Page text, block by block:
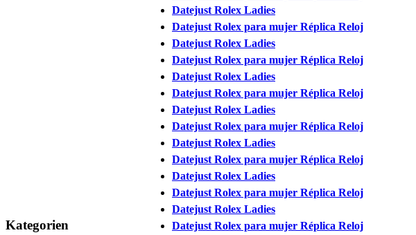
Kategorien
Datejust Rolex Ladies
Datejust Rolex para mujer Réplica Reloj
Datejust Rolex Ladies
Datejust Rolex para mujer Réplica Reloj
Datejust Rolex Ladies
Datejust Rolex para mujer Réplica Reloj
Datejust Rolex Ladies
Datejust Rolex para mujer Réplica Reloj
Datejust Rolex Ladies
Datejust Rolex para mujer Réplica Reloj
Datejust Rolex Ladies
Datejust Rolex para mujer Réplica Reloj
Datejust Rolex Ladies
Datejust Rolex para mujer Réplica Reloj